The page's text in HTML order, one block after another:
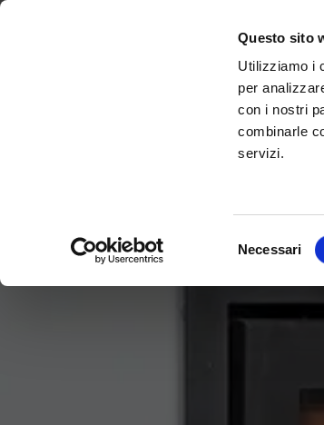
Questo sito
Utilizziamo i
per
con i nostri
combinarle
servizi.
Necessari